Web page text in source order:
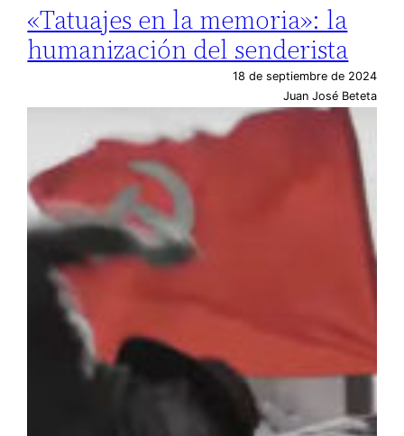
«Tatuajes en la memoria»: la
humanización del senderista
18 de septiembre de 2024
Juan José Beteta